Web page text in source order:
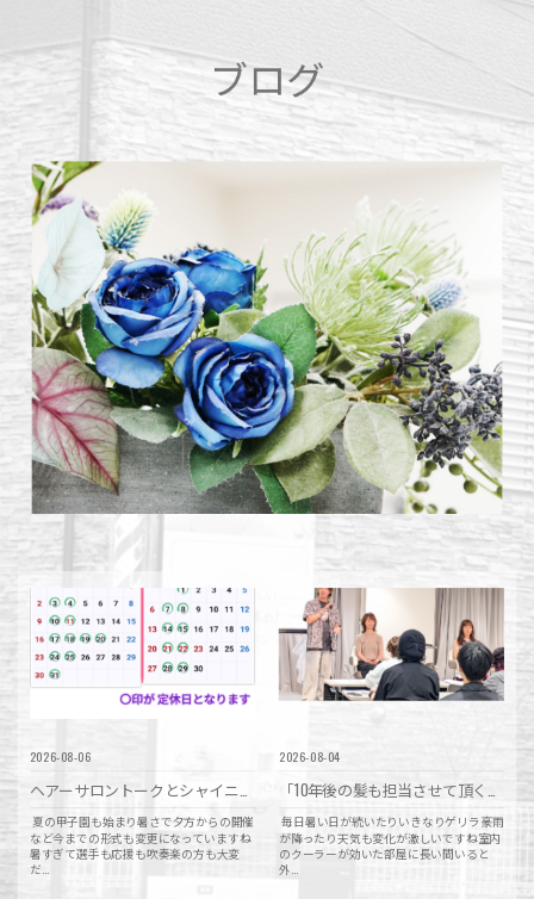
ブログ
2026-08-06
夏の甲子園も始まり暑さで夕方からの開催
など今までの形式も変更になっていますね
暑すぎて選手も応援も吹奏楽の方も大変
だ...
2026-08-04
毎日暑い日が続いたりいきなりゲリラ豪雨
が降ったり天気も変化が激しいですね室内
のクーラーが効いた部屋に長い間いると
外...